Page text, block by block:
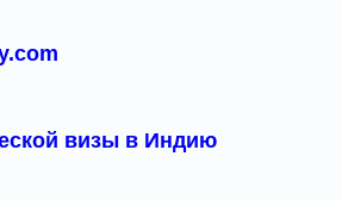
визы в Индию